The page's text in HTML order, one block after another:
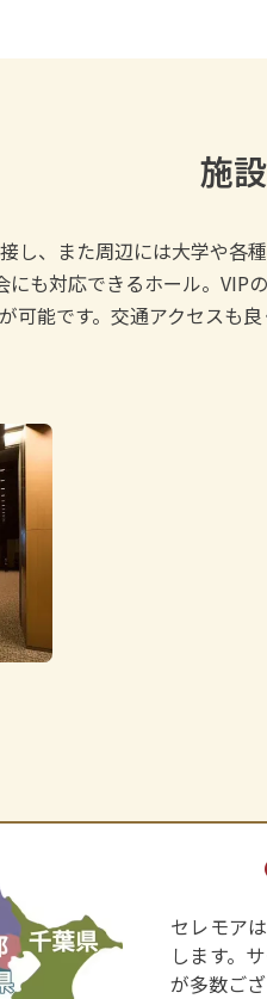
施
し、また周辺には大学や各
も対応できるホール。
可能です。交通アクセスも
セレモア
します。
が多数ござ